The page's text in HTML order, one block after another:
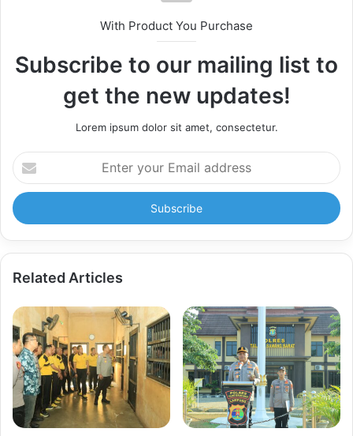
With Product You Purchase
Subscribe to our mailing list to
get the new updates!
Lorem ipsum dolor sit amet, consectetur.
Enter
your
Email
address
Related Articles